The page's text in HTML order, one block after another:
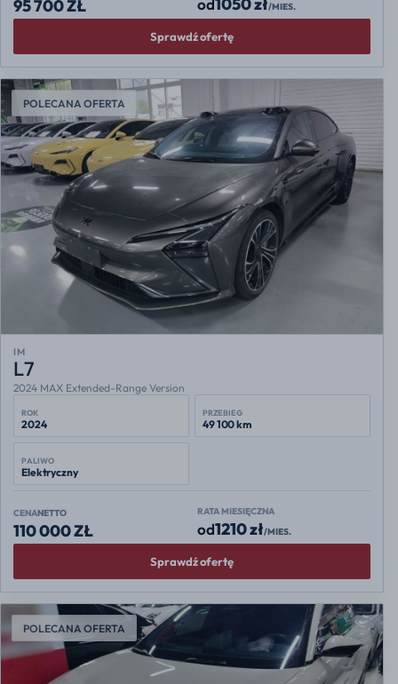
95 700 ZŁ od1050 zł/MIES.
Sprawdź ofertę
POLECANA OFERTA
IM
L7
2024 MAX Extended-Range Version
ROK
2024
PRZEBIEG
49 100 km
PALIWO
Elektryczny
CENANETTO
110 000 ZŁ
RATA MIESIĘCZNA
od1210 zł/MIES.
Sprawdź ofertę
POLECANA OFERTA